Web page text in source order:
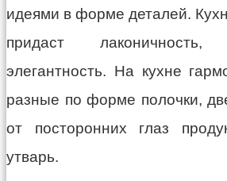
идеями в форме деталей.
придаст
элегантность. На кухне
разные по форме полочки,
от посторонних глаз
утварь.